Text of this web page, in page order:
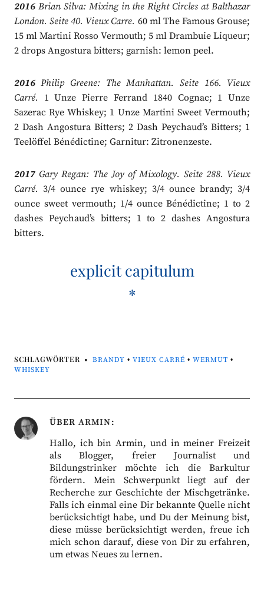
2016Brian Silva: Mixing in the Right Circles at Balthazar
London. Seite 40. Vieux Carre. 60 ml The Famous Grouse;
15 ml Martini Rosso Vermouth; 5 ml Drambuie Liqueur;
2 drops Angostura bitters; garnish: lemon peel.
2016Philip Greene: The Manhattan. Seite 166. Vieux
Carré. 1 Unze Pierre Ferrand 1840 Cognac; 1 Unze
Sazerac Rye Whiskey; 1 Unze Martini Sweet Vermouth;
2 Dash Angostura Bitters; 2 Dash Peychaud’s Bitters; 1
Teelöffel Bénédictine; Garnitur: Zitronenzeste.
2017Gary Regan: The Joy of Mixology. Seite 288. Vieux
Carré. 3/4 ounce rye whiskey; 3/4 ounce brandy; 3/4
ounce sweet vermouth; 1/4 ounce Bénédictine; 1 to 2
dashes Peychaud’s bitters; 1 to 2 dashes Angostura
bitters.
explicit capitulum
*
SCHLAGWÖRTER BRANDY • VIEUX CARRÉ • WERMUT •
WHISKEY
ÜBER ARMIN
Hallo, ich bin Armin, und in meiner Freizeit
als Blogger, freier Journalist und
Bildungstrinker möchte ich die Barkultur
fördern. Mein Schwerpunkt liegt auf der
Recherche zur Geschichte der Mischgetränke.
Falls ich einmal eine Dir bekannte Quelle nicht
berücksichtigt habe, und Du der Meinung bist,
diese müsse berücksichtigt werden, freue ich
mich schon darauf, diese von Dir zu erfahren,
um etwas Neues zu lernen.